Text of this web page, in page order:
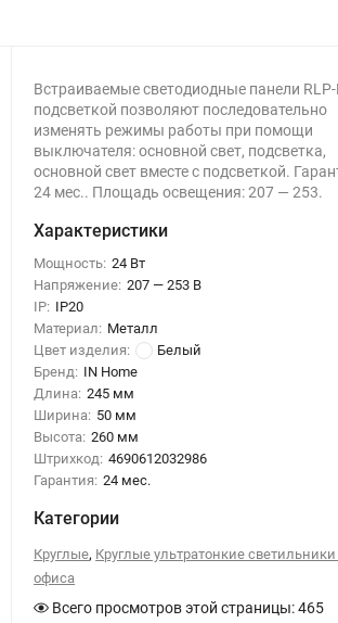
Встраиваемые светодиодные панели RLP-
подсветкой позволяют последовательно
изменять режимы работы при помощи
выключателя: основной свет, подсветка,
основной свет вместе с подсветкой.
24 мес.. Площадь освещения: 207 — 253.
Характеристики
Мощность: 24 Вт
Напряжение: 207 — 253 В
IP: IP20
Материал: Металл
Цвет изделия:
Белый
Бренд: IN Home
Длина: 245 мм
Ширина: 50 мм
Высота: 260 мм
Штрихкод: 4690612032986
Гарантия: 24 мес.
Категории
Круглые, Круглые ультратонкие
офиса
Всего просмотров этой страницы:465